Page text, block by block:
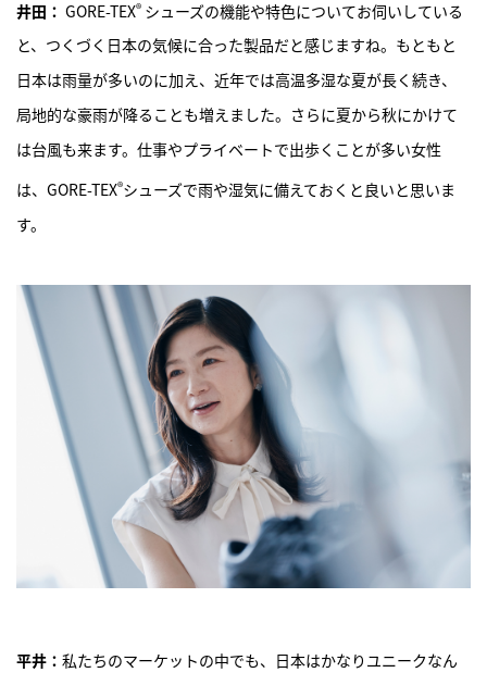
井田： GORE-TEX® シューズの機能や特色についてお伺いしている
と、つくづく日本の気候に合った製品だと感じますね。もともと
日本は雨量が多いのに加え、近年では高温多湿な夏が長く続き、
局地的な豪雨が降ることも増えました。さらに夏から秋にかけて
は台風も来ます。仕事やプライベートで出歩くことが多い女性
は、GORE-TEX®シューズで雨や湿気に備えておくと良いと思いま
す。
平井： 私たちのマーケットの中でも、日本はかなりユニークなん